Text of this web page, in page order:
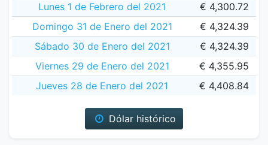
Lunes 1 de Febrero del 2021
€ 4,300.72
Domingo 31 de Enero del 2021
€ 4,324.39
Sábado 30 de Enero del 2021
€ 4,324.39
Viernes 29 de Enero del 2021
€ 4,355.95
Jueves 28 de Enero del 2021
€ 4,408.84
Dólar histórico